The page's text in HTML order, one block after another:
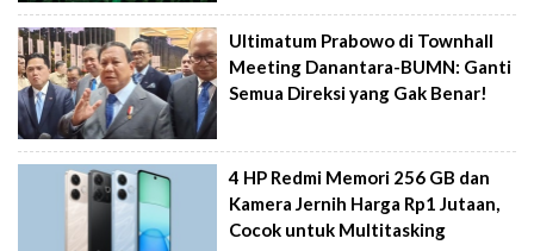
Ultimatum Prabowo di Townhall
Meeting Danantara-BUMN: Ganti
Semua Direksi yang Gak Benar!
4 HP Redmi Memori 256 GB dan
Kamera Jernih Harga Rp1 Jutaan,
Cocok untuk Multitasking